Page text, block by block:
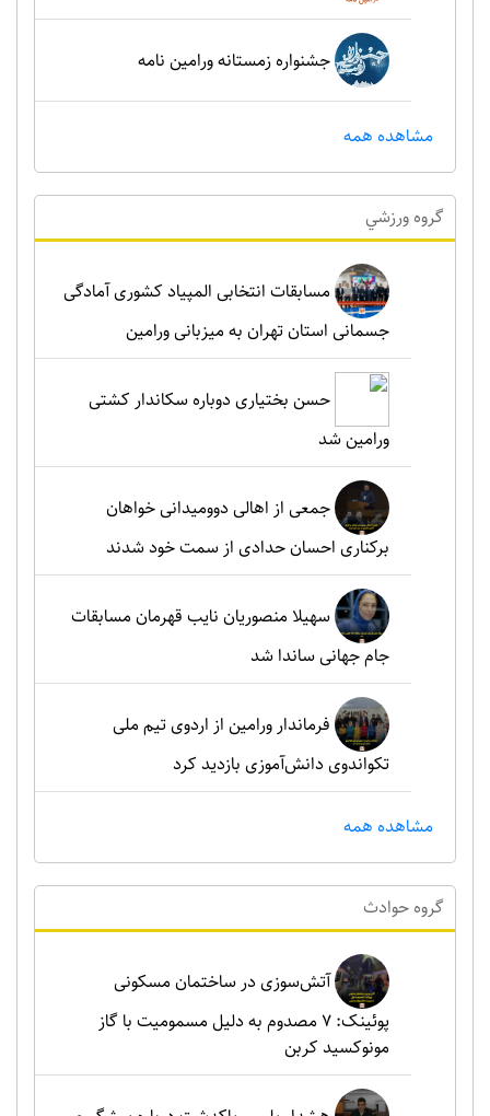
جشنواره زمستانه ورامین نامه
مشاهده همه
گروه ورزشي
مسابقات انتخابی المپیاد کشوری آمادگی
جسمانی استان تهران به میزبانی ورامین
حسن بختیاری دوباره سکاندار کشتی
ورامین شد
جمعی از اهالی دوومیدانی خواهان
برکناری احسان حدادی از سمت خود شدند
سهیلا منصوریان نایب قهرمان مسابقات
جام جهانی ساندا شد
فرماندار ورامین از اردوی تیم ملی
تکواندوی دانش‌آموزی بازدید کرد
مشاهده همه
گروه حوادث
آتش‌سوزی در ساختمان مسکونی
پوئینک: 7 مصدوم به دلیل مسمومیت با گاز
مونوکسید کربن